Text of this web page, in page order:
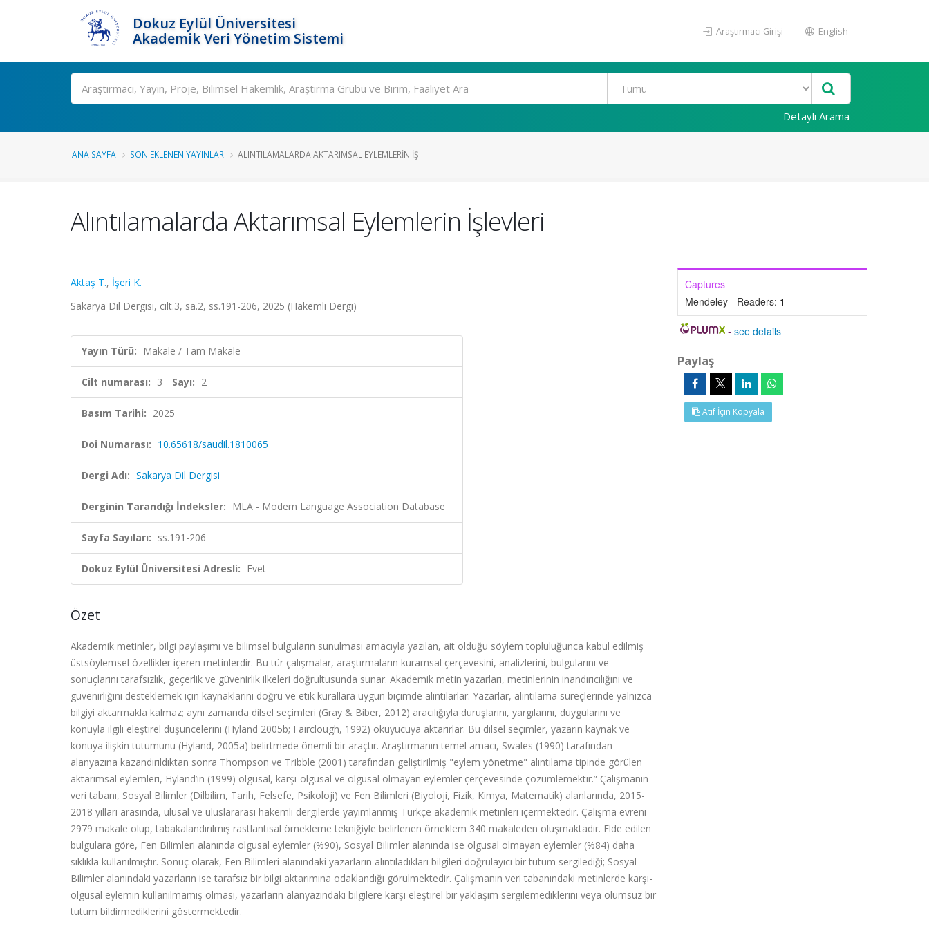
Dokuz Eylül Üniversitesi
Akademik Veri Yönetim Sistemi
Araştırmacı Girişi English
Ara
Detaylı Arama
ANA SAYFA SON EKLENEN YAYINLAR ALINTILAMALARDA AKTARIMSAL EYLEMLERIN İŞ...
Alıntılamalarda Aktarımsal Eylemlerin İşlevleri
Aktaş T., İşeri K.
Sakarya Dil Dergisi, cilt.3, sa.2, ss.191-206, 2025 (Hakemli Dergi)
Yayın Türü: Makale / Tam Makale
Cilt numarası: 3 Sayı: 2
Basım Tarihi: 2025
Doi Numarası: 10.65618/saudil.1810065
Dergi Adı: Sakarya Dil Dergisi
Derginin Tarandığı İndeksler: MLA - Modern Language Association Database
Sayfa Sayıları: ss.191-206
Dokuz Eylül Üniversitesi Adresli: Evet
Özet
Akademik metinler, bilgi paylaşımı ve bilimsel bulguların sunulması amacıyla yazılan, ait olduğu söylem topluluğunca kabul edilmiş
üstsöylemsel özellikler içeren metinlerdir. Bu tür çalışmalar, araştırmaların kuramsal çerçevesini, analizlerini, bulgularını ve
sonuçlarını tarafsızlık, geçerlik ve güvenirlik ilkeleri doğrultusunda sunar. Akademik metin yazarları, metinlerinin inandırıcılığını ve
güvenirliğini desteklemek için kaynaklarını doğru ve etik kurallara uygun biçimde alıntılarlar. Yazarlar, alıntılama süreçlerinde yalnızca
bilgiyi aktarmakla kalmaz; aynı zamanda dilsel seçimleri (Gray & Biber, 2012) aracılığıyla duruşlarını, yargılarını, duygularını ve
konuyla ilgili eleştirel düşüncelerini (Hyland 2005b; Fairclough, 1992) okuyucuya aktarırlar. Bu dilsel seçimler, yazarın kaynak ve
konuya ilişkin tutumunu (Hyland, 2005a) belirtmede önemli bir araçtır. Araştırmanın temel amacı, Swales (1990) tarafından
alanyazına kazandırıldıktan sonra Thompson ve Tribble (2001) tarafından geliştirilmiş "eylem yönetme" alıntılama tipinde görülen
aktarımsal eylemleri, Hyland’ın (1999) olgusal, karşı-olgusal ve olgusal olmayan eylemler çerçevesinde çözümlemektir.” Çalışmanın
veri tabanı, Sosyal Bilimler (Dilbilim, Tarih, Felsefe, Psikoloji) ve Fen Bilimleri (Biyoloji, Fizik, Kimya, Matematik) alanlarında, 2015-
2018 yılları arasında, ulusal ve uluslararası hakemli dergilerde yayımlanmış Türkçe akademik metinleri içermektedir. Çalışma evreni
2979 makale olup, tabakalandırılmış rastlantısal örnekleme tekniğiyle belirlenen örneklem 340 makaleden oluşmaktadır. Elde edilen
bulgulara göre, Fen Bilimleri alanında olgusal eylemler (%90), Sosyal Bilimler alanında ise olgusal olmayan eylemler (%84) daha
sıklıkla kullanılmıştır. Sonuç olarak, Fen Bilimleri alanındaki yazarların alıntıladıkları bilgileri doğrulayıcı bir tutum sergilediği; Sosyal
Bilimler alanındaki yazarların ise tarafsız bir bilgi aktarımına odaklandığı görülmektedir. Çalışmanın veri tabanındaki metinlerde karşı-
olgusal eylemin kullanılmamış olması, yazarların alanyazındaki bilgilere karşı eleştirel bir yaklaşım sergilemediklerini veya olumsuz bir
tutum bildirmediklerini göstermektedir.
Captures
Mendeley - Readers: 1
-see details
Paylaş
Atıf İçin Kopyala